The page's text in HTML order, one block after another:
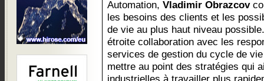
Automation, Vladimir Obrazcov
les besoins des clients et les
de vie au plus haut niveau
étroite collaboration avec les
services de gestion du cycle de
mettre au point des stratégies qui
industrielles à travailler plus